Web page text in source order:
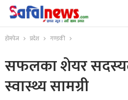
होमपेज प्रदेश गण्डकी
सफलका शेयर
स्वास्थ्य सामग्री